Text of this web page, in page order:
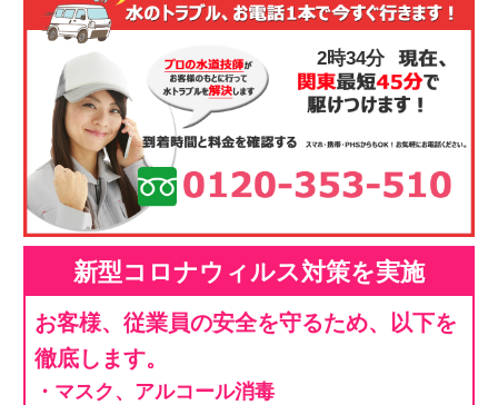
2時34分
新型コロナウィルス対策を実施
お客様、従業員の安全を守るため、以下を
徹底します。
・マスク、アルコール消毒